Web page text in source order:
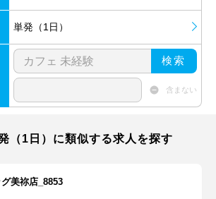
単発（1日）
検索
含まない
（1日）に類似する求人を探す
美祢店_8853